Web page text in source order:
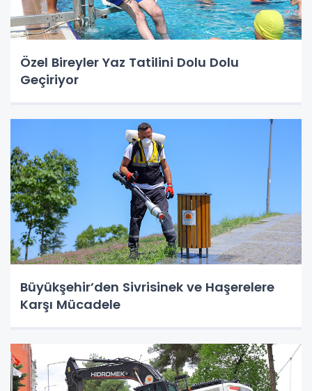
Özel Bireyler Yaz Tatilini Dolu Dolu
Geçiriyor
Büyükşehir’den Sivrisinek ve Haşerelere
Karşı Mücadele